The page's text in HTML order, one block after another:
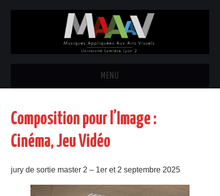
MENU
CONTACT – L’ÉQUIPE
RECRUTEMENT
PARTENAIRES
Composition pour l’Image :
Cinéma, Jeu Vidéo
jury de sortie master 2 – 1er et 2 septembre 2025